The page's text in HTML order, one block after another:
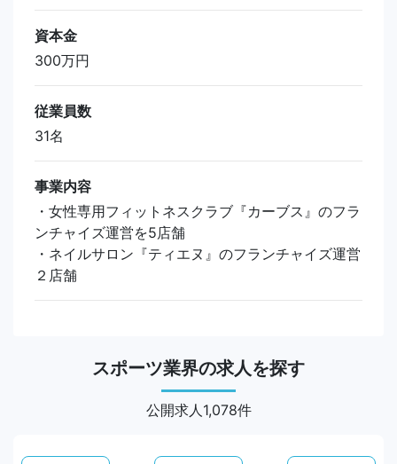
資本金
300万円
従業員数
31名
事業内容
・女性専用フィットネスクラブ『カーブス』のフラ
ンチャイズ運営を5店舗
・ネイルサロン『ティエヌ』のフランチャイズ運営
２店舗
スポーツ業界の求人を探す
公開求人1,078件